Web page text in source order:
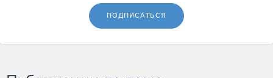
ПОДПИСАТЬСЯ